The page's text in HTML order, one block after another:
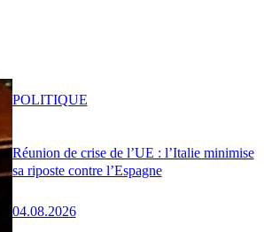
Réunion de crise de l’UE : l’Italie minimise
sa riposte contre l’Espagne
04.08.2026
POLITIQUE